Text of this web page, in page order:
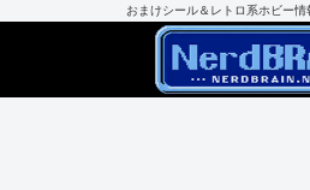
おまけシール＆レトロ系ホビー